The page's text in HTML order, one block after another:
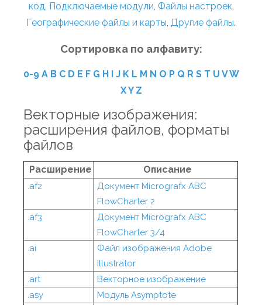
код, Подключаемые модули, Файлы настроек,
Географические файлы и карты, Другие файлы.
Сортировка по алфавиту:
0-9 A B C D E F G H I J K L M N O P Q R S T U VW
XY Z
Векторные изображения:
расширения файлов, форматы
файлов
Расширение Описание
.af2
Документ Micrografx ABC
FlowCharter 2
.af3
Документ Micrografx ABC
FlowCharter 3/4
.ai
Файл изображения Adobe
Illustrator
.art
Векторное изображение
.asy
Модуль Asymptote